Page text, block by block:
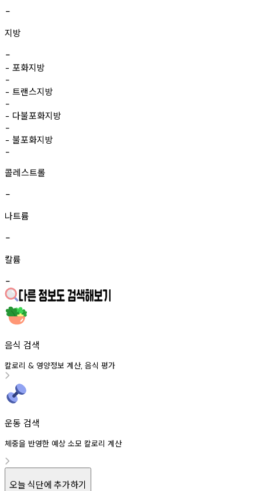
-
지방
-
- 포화지방
-
- 트랜스지방
-
- 다불포화지방
-
- 불포화지방
-
콜레스트롤
-
나트륨
-
칼륨
-
음식 검색
칼로리 & 영양정보 계산, 음식 평가
운동 검색
체중을 반영한 예상 소모 칼로리 계산
오늘 식단에 추가하기